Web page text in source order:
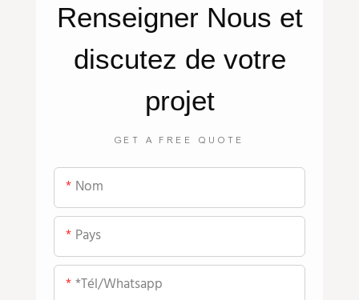
Renseigner Nous et
discutez de votre
projet
GET A FREE QUOTE
Nom
Pays
*tél/whatsapp